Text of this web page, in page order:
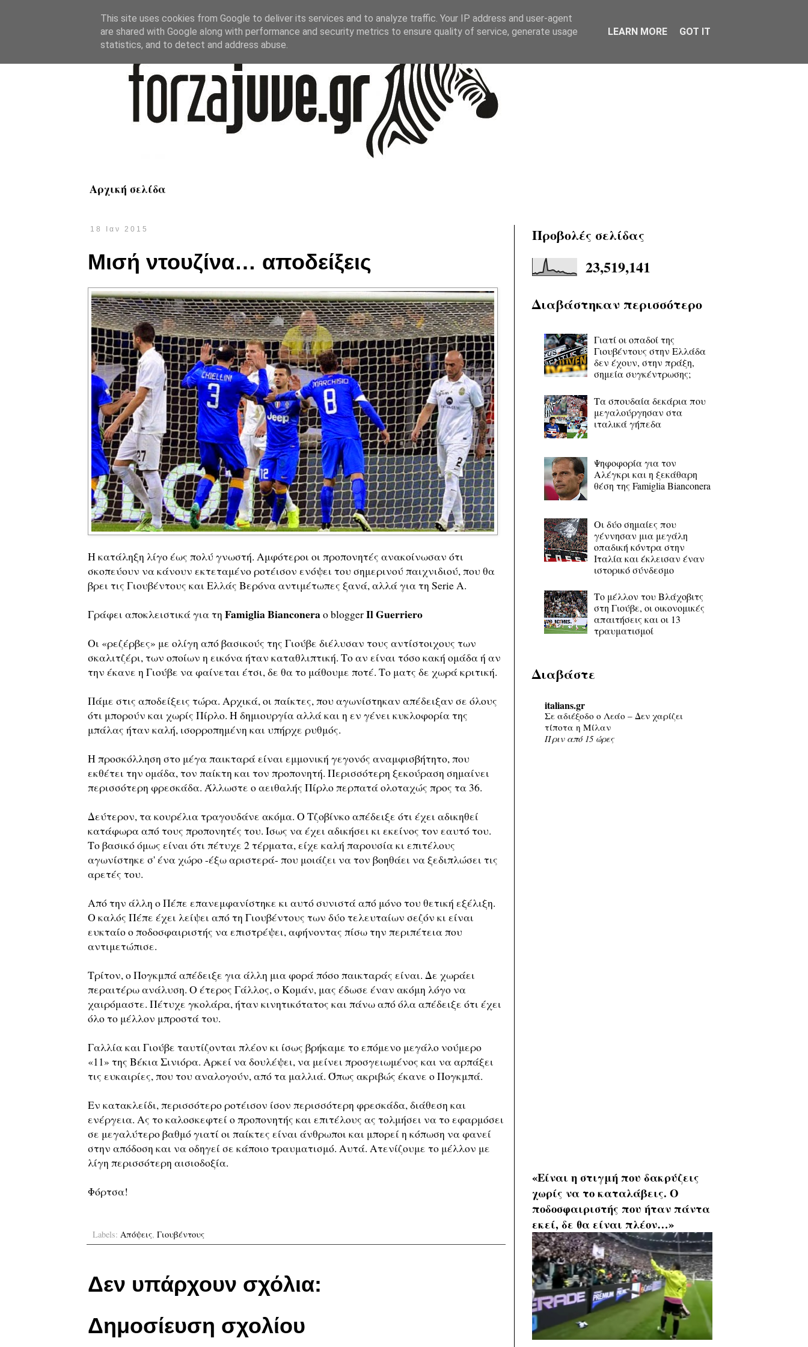
Αρχική σελίδα
18 Ιαν 2015
Μισή ντουζίνα… αποδείξεις
Η κατάληξη λίγο έως πολύ γνωστή. Αμφότεροι οι προπονητές ανακοίνωσαν ότι
σκοπεύουν να κάνουν εκτεταμένο ροτέισον ενόψει του σημερινού παιχνιδιού, που θα
βρει τις Γιουβέντους και Ελλάς Βερόνα αντιμέτωπες ξανά, αλλά για τη Serie Α.
Γράφει αποκλειστικά για τη Famiglia Bianconeraο bloggerIl Guerriero
Οι «ρεζέρβες» με ολίγη από βασικούς της Γιούβε διέλυσαν τους αντίστοιχους των
σκαλιτζέρι, των οποίων η εικόνα ήταν καταθλιπτική. Το αν είναι τόσο κακή ομάδα ή αν
την έκανε η Γιούβε να φαίνεται έτσι, δε θα το μάθουμε ποτέ. Το ματς δε χωρά κριτική.
Πάμε στις αποδείξεις τώρα. Αρχικά, οι παίκτες, που αγωνίστηκαν απέδειξαν σε όλους
ότι μπορούν και χωρίς Πίρλο. Η δημιουργία αλλά και η εν γένει κυκλοφορία της
μπάλας ήταν καλή, ισορροπημένη και υπήρχε ρυθμός.
Η προσκόλληση στο μέγα παικταρά είναι εμμονική γεγονός αναμφισβήτητο, που
εκθέτει την ομάδα, τον παίκτη και τον προπονητή. Περισσότερη ξεκούραση σημαίνει
περισσότερη φρεσκάδα. Άλλωστε ο αειθαλής Πίρλο περπατά ολοταχώς προς τα 36.
Δεύτερον, τα κουρέλια τραγουδάνε ακόμα. Ο Τζοβίνκο απέδειξε ότι έχει αδικηθεί
κατάφωρα από τους προπονητές του. Ίσως να έχει αδικήσει κι εκείνος τον εαυτό του.
Το βασικό όμως είναι ότι πέτυχε 2 τέρματα, είχε καλή παρουσία κι επιτέλους
αγωνίστηκε σ' ένα χώρο -έξω αριστερά- που μοιάζει να τον βοηθάει να ξεδιπλώσει τις
αρετές του.
Από την άλλη ο Πέπε επανεμφανίστηκε κι αυτό συνιστά από μόνο του θετική εξέλιξη.
Ο καλός Πέπε έχει λείψει από τη Γιουβέντους των δύο τελευταίων σεζόν κι είναι
ευκταίο ο ποδοσφαιριστής να επιστρέψει, αφήνοντας πίσω την περιπέτεια που
αντιμετώπισε.
Τρίτον, ο Πογκμπά απέδειξε για άλλη μια φορά πόσο παικταράς είναι. Δε χωράει
περαιτέρω ανάλυση. Ο έτερος Γάλλος, ο Κομάν, μας έδωσε έναν ακόμη λόγο να
χαιρόμαστε. Πέτυχε γκολάρα, ήταν κινητικότατος και πάνω από όλα απέδειξε ότι έχει
όλο το μέλλον μπροστά του.
Γαλλία και Γιούβε ταυτίζονται πλέον κι ίσως βρήκαμε το επόμενο μεγάλο νούμερο
«11» της Βέκια Σινιόρα. Αρκεί να δουλέψει, να μείνει προσγειωμένος και να αρπάξει
τις ευκαιρίες, που του αναλογούν, από τα μαλλιά. Όπως ακριβώς έκανε ο Πογκμπά.
Εν κατακλείδι, περισσότερο ροτέισον ίσον περισσότερη φρεσκάδα, διάθεση και
ενέργεια. Ας το καλοσκεφτεί ο προπονητής και επιτέλους ας τολμήσει να το εφαρμόσει
σε μεγαλύτερο βαθμό γιατί οι παίκτες είναι άνθρωποι και μπορεί η κόπωση να φανεί
στην απόδοση και να οδηγεί σε κάποιο τραυματισμό. Αυτά. Ατενίζουμε το μέλλον με
λίγη περισσότερη αισιοδοξία.
Φόρτσα!
Labels: Απόψεις, Γιουβέντους
Δεν υπάρχουν σχόλια:
Δημοσίευση σχολίου
Προβολές σελίδας
23,519,141
Διαβάστηκαν περισσότερο
Γιατί οι οπαδοί της
Γιουβέντους στην Ελλάδα
δεν έχουν, στην πράξη,
σημεία συγκέντρωσης;
Τα σπουδαία δεκάρια που
μεγαλούργησαν στα
ιταλικά γήπεδα
Ψηφοφορία για τον
Αλέγκρι και η ξεκάθαρη
θέση της Famiglia Bianconera
Οι δύο σημαίες που
γέννησαν μια μεγάλη
οπαδική κόντρα στην
Ιταλία και έκλεισαν έναν
ιστορικό σύνδεσμο
Το μέλλον του Βλάχοβιτς
στη Γιούβε, οι οικονομικές
απαιτήσεις και οι 13
τραυματισμοί
Διαβάστε
italians.gr
Σε αδιέξοδο ο Λεάο – Δεν χαρίζει
τίποτα η Μίλαν
Πριν από 15 ώρες
«Είναι η στιγμή που δακρύζεις
χωρίς να το καταλάβεις. Ο
ποδοσφαιριστής που ήταν πάντα
εκεί, δε θα είναι πλέον…»
This site uses cookies from Google to deliver its services and to analyze traffic. Your IP address and user-agent
are shared with Google along with performance and security metrics to ensure quality of service, generate usage
statistics, and to detect and address abuse.
LEARN MORE GOT IT